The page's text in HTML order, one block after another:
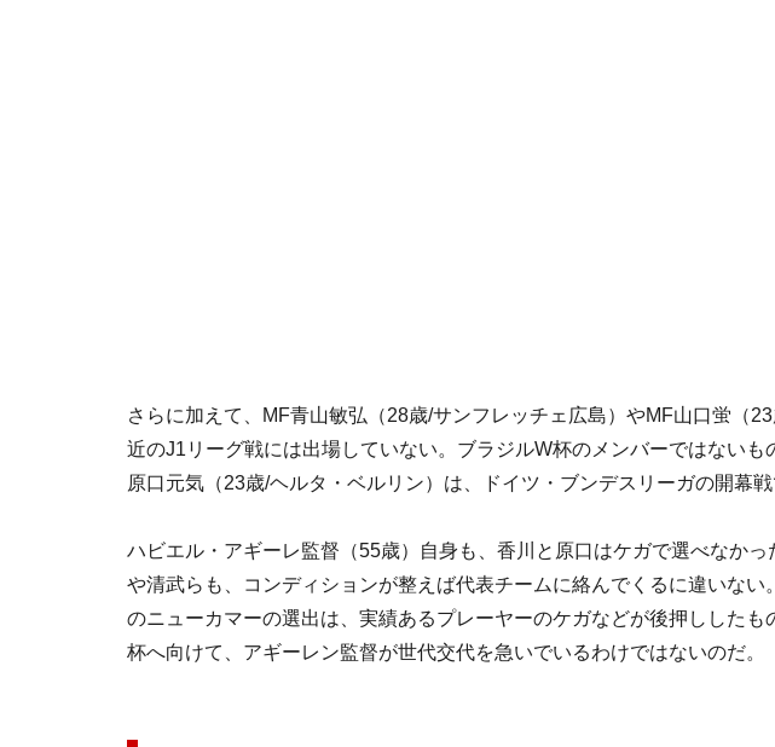
さらに加えて、MF青山敏弘（28歳/サンフレッチェ広島）やMF山口蛍（
近のJ1リーグ戦には出場していない。ブラジルW杯のメンバーではないも
原口元気（23歳/ヘルタ・ベルリン）は、ドイツ・ブンデスリーガの開幕
ハビエル・アギーレ監督（55歳）自身も、香川と原口はケガで選べなかっ
や清武らも、コンディションが整えば代表チームに絡んでくるに違いない
のニューカマーの選出は、実績あるプレーヤーのケガなどが後押ししたも
杯へ向けて、アギーレン監督が世代交代を急いでいるわけではないのだ。